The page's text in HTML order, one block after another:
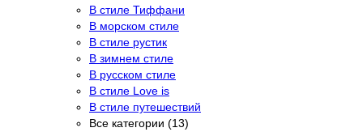
В стиле Тиффани
В морском стиле
В стиле рустик
В зимнем стиле
В русском стиле
В стиле Love is
В стиле путешествий
Все категории (13)